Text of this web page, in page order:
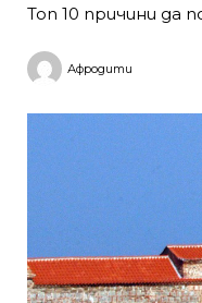
Топ 10 причини да
Афродити